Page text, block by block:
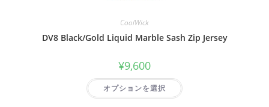
CoolWick
DV8 Black/Gold Liquid Marble Sash Zip Jersey
¥9,600
オプションを選択